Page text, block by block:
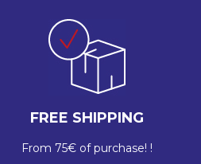
FREE SHIPPING
From 75€ of purchase! !